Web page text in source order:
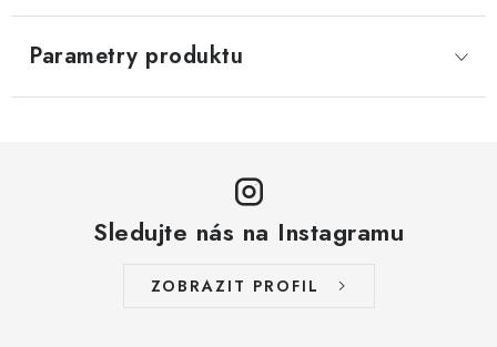
Parametry produktu
Sledujte nás na Instagramu
ZOBRAZIT PROFIL